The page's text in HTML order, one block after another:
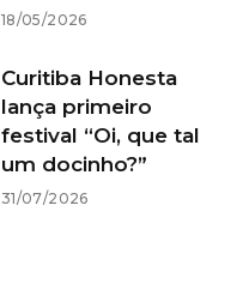
18/05/2026
Curitiba Honesta
lança primeiro
festival “Oi, que tal
um docinho?”
31/07/2026